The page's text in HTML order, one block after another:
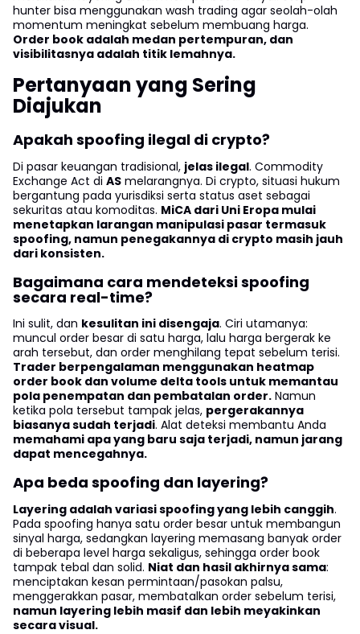
hunter bisa menggunakan wash trading agar seolah-olah
momentum meningkat sebelum membuang harga.
Order book adalah medan pertempuran, dan
visibilitasnya adalah titik lemahnya.
Pertanyaan yang Sering
Diajukan
Apakah spoofing ilegal di crypto?
Di pasar keuangan tradisional, jelas ilegal. Commodity
Exchange Act di AS melarangnya. Di crypto, situasi hukum
bergantung pada yurisdiksi serta status aset sebagai
sekuritas atau komoditas. MiCA dari Uni Eropa mulai
menetapkan larangan manipulasi pasar termasuk
spoofing, namun penegakannya di crypto masih jauh
dari konsisten.
Bagaimana cara mendeteksi spoofing
secara real-time?
Ini sulit, dan kesulitan ini disengaja. Ciri utamanya:
muncul order besar di satu harga, lalu harga bergerak ke
arah tersebut, dan order menghilang tepat sebelum terisi.
Trader berpengalaman menggunakan heatmap
order book dan volume delta tools untuk memantau
pola penempatan dan pembatalan order. Namun
ketika pola tersebut tampak jelas, pergerakannya
biasanya sudah terjadi. Alat deteksi membantu Anda
memahami apa yang baru saja terjadi, namun jarang
dapat mencegahnya.
Apa beda spoofing dan layering?
Layering adalah variasi spoofing yang lebih canggih.
Pada spoofing hanya satu order besar untuk membangun
sinyal harga, sedangkan layering memasang banyak order
di beberapa level harga sekaligus, sehingga order book
tampak tebal dan solid. Niat dan hasil akhirnya sama:
menciptakan kesan permintaan/pasokan palsu,
menggerakkan pasar, membatalkan order sebelum terisi,
namun layering lebih masif dan lebih meyakinkan
secara visual.